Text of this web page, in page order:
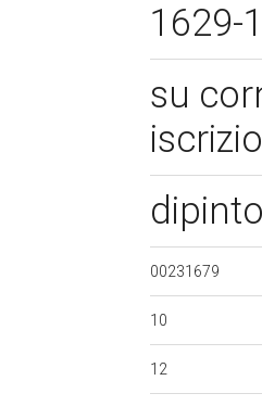
1629-
su
00231679
10
12